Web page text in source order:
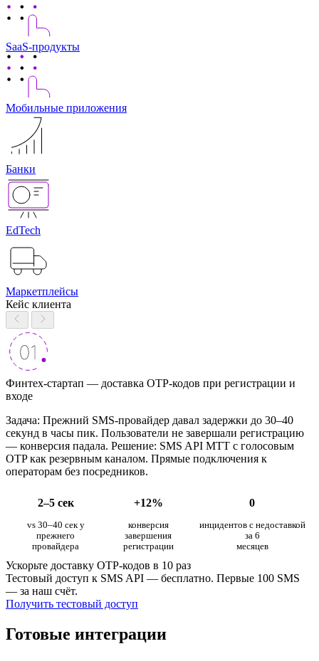
SaaS-продукты
Мобильные приложения
Банки
EdTech
Маркетплейсы
Кейс клиента
Финтех-стартап — доставка OTP-кодов при регистрации и
входе
Задача: Прежний SMS-провайдер давал задержки до 30–40
секунд в часы пик. Пользователи не завершали регистрацию
— конверсия падала. Решение: SMS API МТТ с голосовым
OTP как резервным каналом. Прямые подключения к
операторам без посредников.
2–5 сек +12% 0
vs 30–40 сек у
прежнего
провайдера
конверсия
завершения
регистрации
инцидентов с недоставкой
за 6
месяцев
Ускорьте доставку OTP-кодов в 10 раз
Тестовый доступ к SMS API — бесплатно. Первые 100 SMS
— за наш счёт.
Получить тестовый доступ
Готовые интеграции